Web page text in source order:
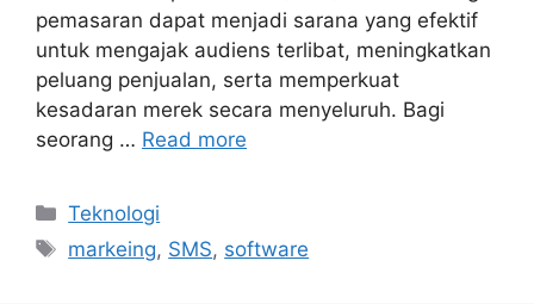
pemasaran dapat menjadi sarana yang efektif
untuk mengajak audiens terlibat, meningkatkan
peluang penjualan, serta memperkuat
kesadaran merek secara menyeluruh. Bagi
seorang … Read more
Categories
Teknologi
Tags
markeing, SMS, software